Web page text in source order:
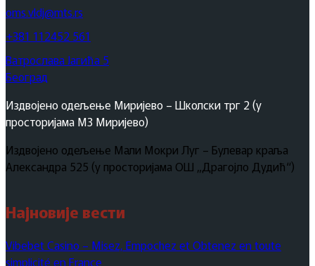
oms.vldj@mts.rs
+381 112452 561
Ватрослава Јагића 5
Београд
Издвојено одељење Миријево – Школски трг 2 (у
просторијама МЗ Миријево)
Издвојено одељење Мали Мокри Луг – Булевар краља
Александра 525 (у просторијама ОШ „Драгојло Дудић“)
Најновије вести
Vibebet Casino – Misez, Empochez et Obtenez en toute
simplicité en France